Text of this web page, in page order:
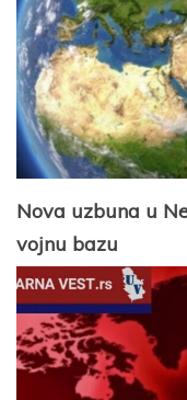
Nova uzbuna u
vojnu bazu